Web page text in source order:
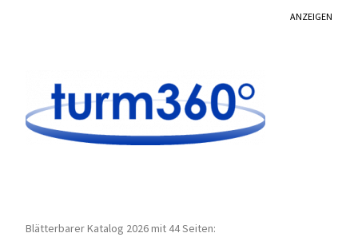
ANZEIGEN
Blätterbarer Katalog 2026 mit 44 Seiten: